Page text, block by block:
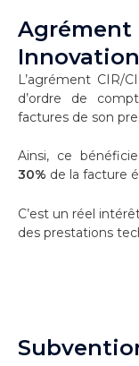
Agrément
Innovation
L’agrément CIR/
d’ordre de
factures de son
Ainsi, ce
30% de la facture
C’est un réel
des prestations